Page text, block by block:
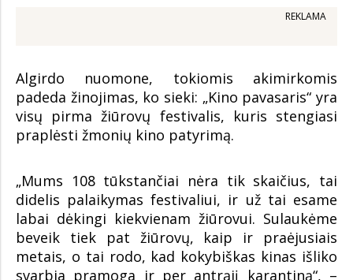
REKLAMA
Algirdo nuomone, tokiomis akimirkomis
padeda žinojimas, ko sieki: „Kino pavasaris“ yra
visų pirma žiūrovų festivalis, kuris stengiasi
praplėsti žmonių kino patyrimą.
„Mums 108 tūkstančiai nėra tik skaičius, tai
didelis palaikymas festivaliui, ir už tai esame
labai dėkingi kiekvienam žiūrovui. Sulaukėme
beveik tiek pat žiūrovų, kaip ir praėjusiais
metais, o tai rodo, kad kokybiškas kinas išliko
svarbia pramoga ir per antrąjį karantiną“, –